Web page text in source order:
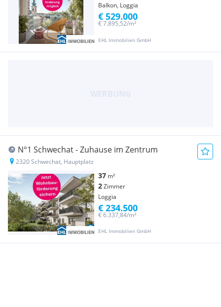
Balkon, Loggia
EHL Immobilien GmbH
€ 7.895,52/m²
€ 529.000
N°1 Schwechat - Zuhause im Zentrum
2320 Schwechat, Hauptplatz
37 m²
2Zimmer
Loggia
EHL Immobilien GmbH
€ 6.337,84/m²
€ 234.500